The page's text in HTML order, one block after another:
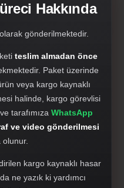
setleri, hayalet ekran, PPF,
Hakkında
olarak gönderilmektedir.
teslim almadan önce
Paket üzerinde
veya kargo kaynaklı
halinde, kargo görevlisi
ve tarafımıza WhatsApp
ve video gönderilmesi
kargo kaynaklı hasar
ne yazık ki yardımcı